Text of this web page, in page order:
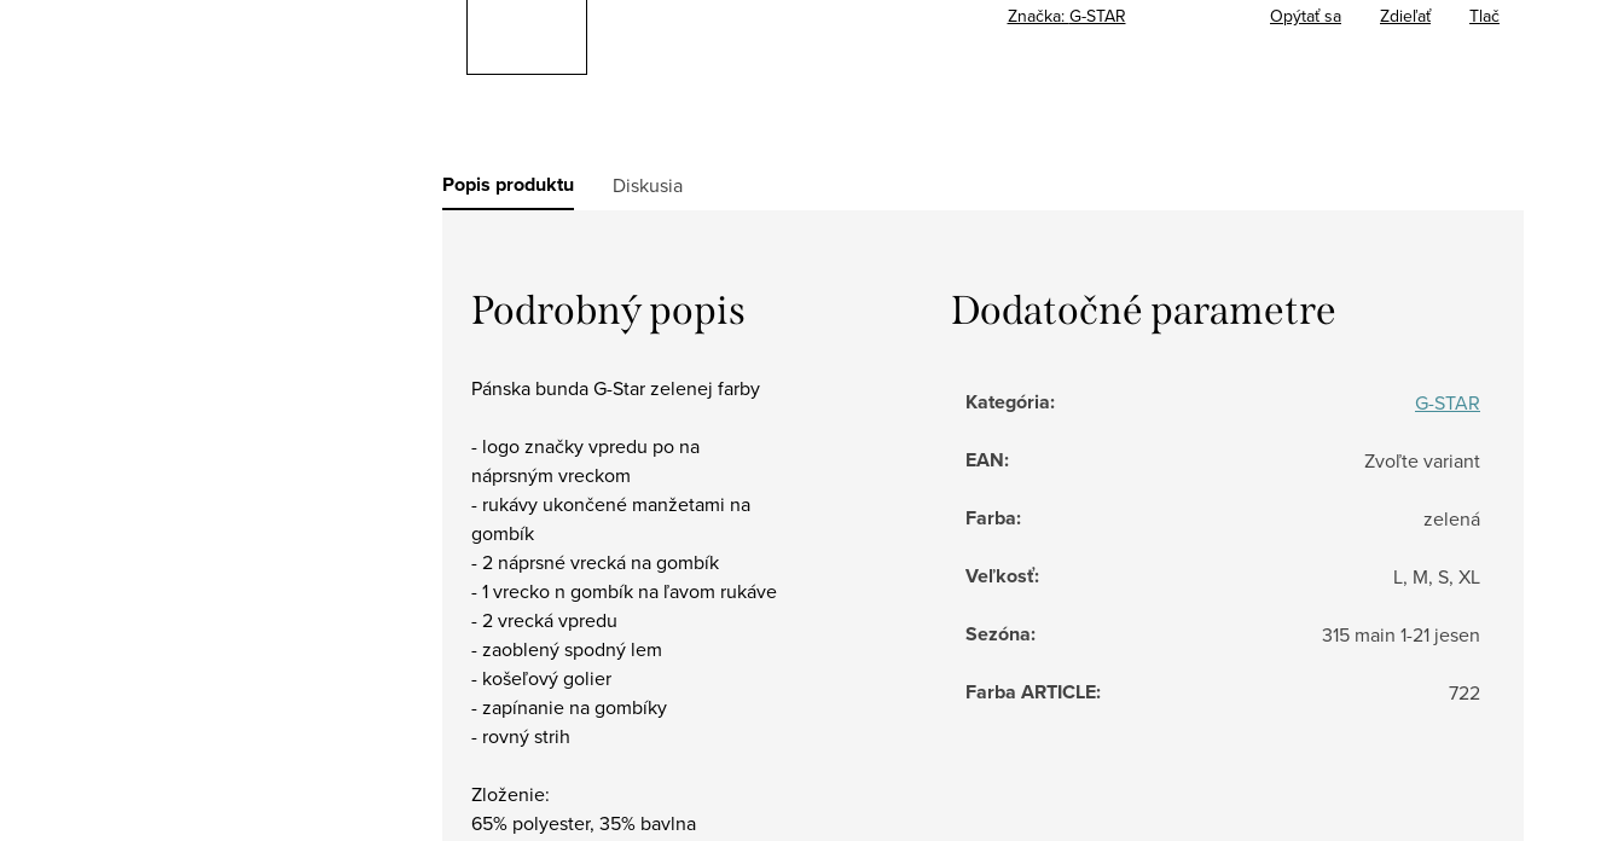
Značka: G-STAR Tlač
Opýtať sa Zdieľať
Popis produktu Diskusia
Podrobný popis
Pánska bunda G-Star zelenej farby
- logo značky vpredu po na
náprsným vreckom
- rukávy ukončené manžetami na
gombík
- 2 náprsné vrecká na gombík
- 1 vrecko n gombík na ľavom rukáve
- 2 vrecká vpredu
- zaoblený spodný lem
- košeľový golier
- zapínanie na gombíky
- rovný strih
Zloženie:
65% polyester, 35% bavlna
Dodatočné parametre
Kategória: G-STAR
EAN: Zvoľte variant
Farba: zelená
Veľkosť: L, M, S, XL
Sezóna: 315 main 1-21 jesen
Farba ARTICLE: 722